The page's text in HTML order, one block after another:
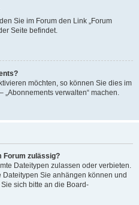
Sie im Forum den Link „Forum
Seite befindet.
möchten, so können Sie dies im
„Abonnements verwalten“ machen.
Forum zulässig?
Dateitypen zulassen oder verbieten.
Sie anhängen können und
sich bitte an die Board-